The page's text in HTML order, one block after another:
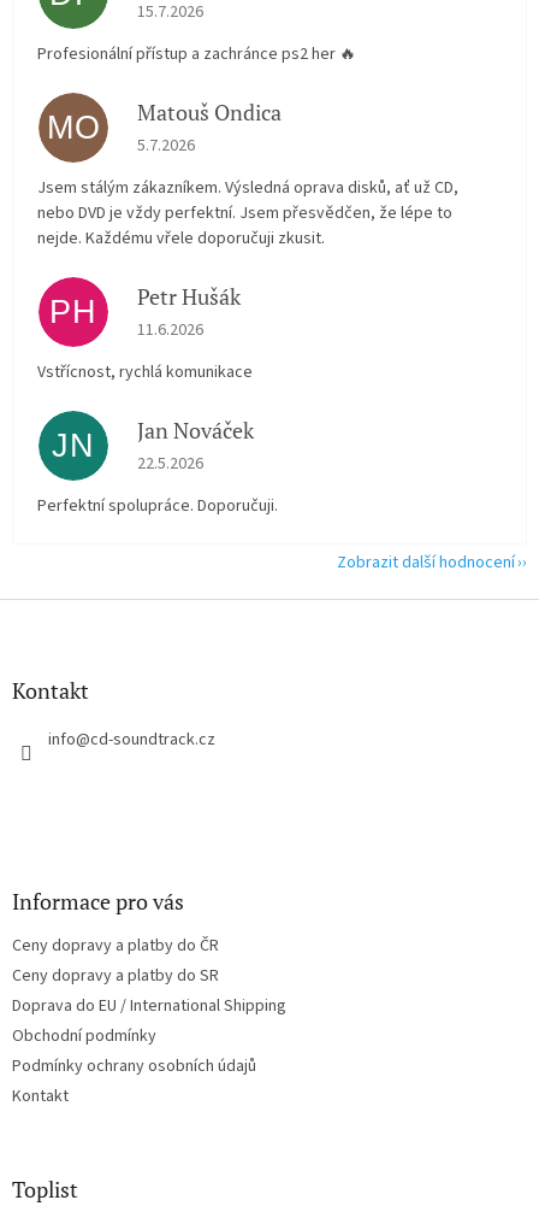
Hodnocení obchodu je 5 z 5 hvězdiček.
15.7.2026
Profesionální přístup a zachránce ps2 her 🔥
MO Matouš Ondica
Hodnocení obchodu je 5 z 5 hvězdiček.
5.7.2026
Jsem stálým zákazníkem. Výsledná oprava disků, ať už CD,
nebo DVD je vždy perfektní. Jsem přesvědčen, že lépe to
nejde. Každému vřele doporučuji zkusit.
PH Petr Hušák
Hodnocení obchodu je 5 z 5 hvězdiček.
11.6.2026
Vstřícnost, rychlá komunikace
JN Jan Nováček
Hodnocení obchodu je 5 z 5 hvězdiček.
22.5.2026
Perfektní spolupráce. Doporučuji.
Zobrazit další hodnocení
Z
Kontakt
info@cd-soundtrack.cz
Informace pro vás
Ceny dopravy a platby do ČR
Ceny dopravy a platby do SR
Doprava do EU / International Shipping
Obchodní podmínky
Podmínky ochrany osobních údajů
Kontakt
Toplist